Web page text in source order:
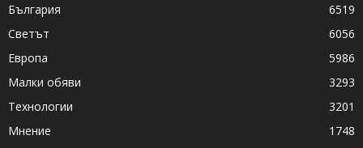
България
6519
Светът
6056
Европа
5986
Малки обяви
3293
Технологии
3201
Мнение
1748